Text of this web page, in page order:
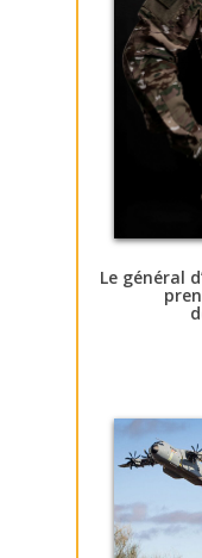
Le général